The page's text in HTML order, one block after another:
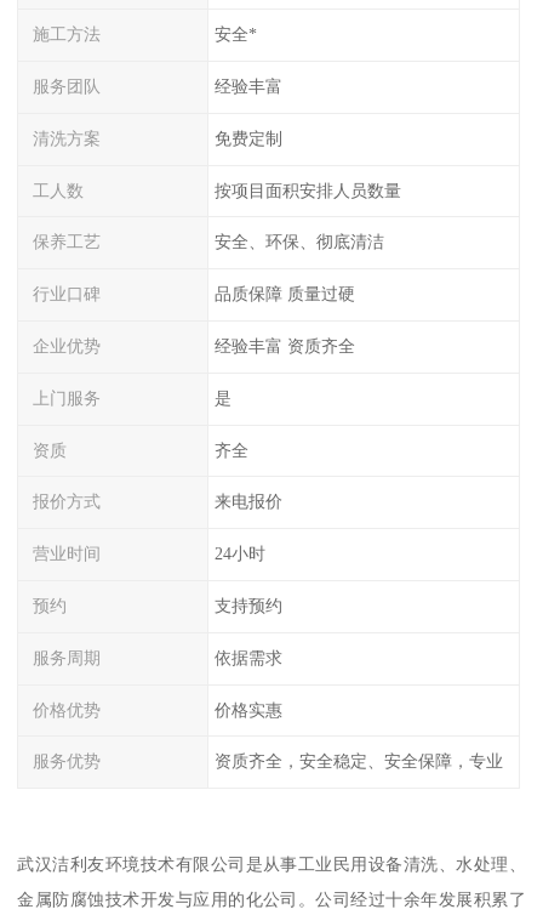
施工方法 安全*
服务团队 经验丰富
清洗方案 免费定制
工人数 按项目面积安排人员数量
保养工艺 安全、环保、彻底清洁
行业口碑 品质保障 质量过硬
企业优势 经验丰富 资质齐全
上门服务 是
资质 齐全
报价方式 来电报价
营业时间 24小时
预约 支持预约
服务周期 依据需求
价格优势 价格实惠
服务优势 资质齐全，安全稳定、安全保障，专业
武汉洁利友环境技术有限公司是从事工业民用设备清洗、水处理、
金属防腐蚀技术开发与应用的化公司。公司经过十余年发展积累了